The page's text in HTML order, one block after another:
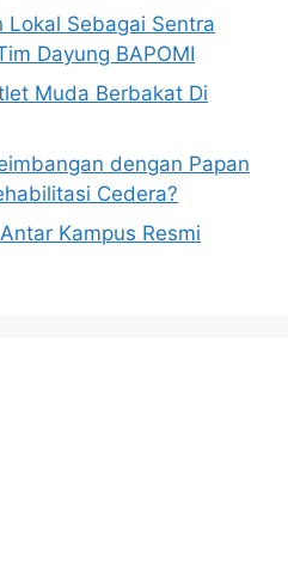
Lokal Sebagai Sentra
Dayung BAPOMI
Muda Berbakat Di
dengan Papan
Cedera?
Kampus Resmi